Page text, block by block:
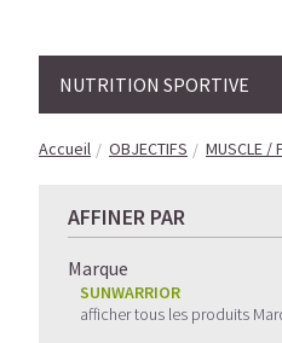
NUTRITION SPORTIVE
Accueil OBJECTIFS MUSCLE /
AFFINER PAR
Marque
SUNWARRIOR
afficher tous les produits